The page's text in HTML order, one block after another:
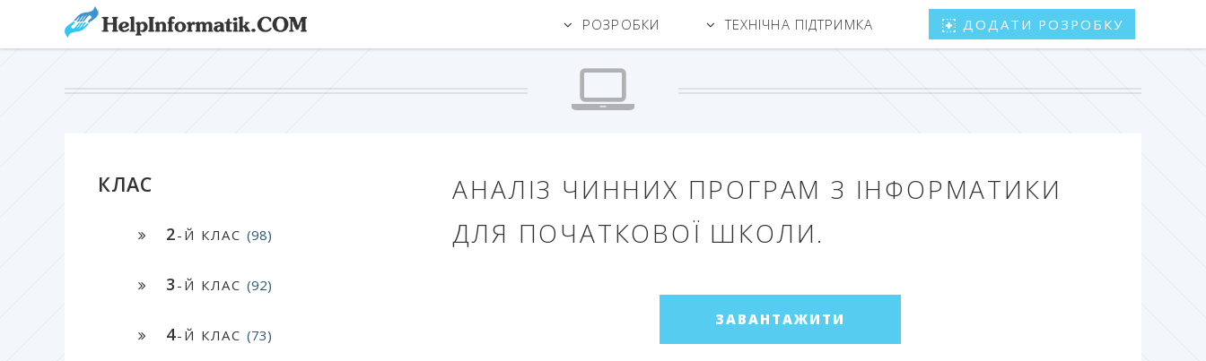
РОЗРОБКИ ТЕХНІЧНА ПІДТРИМКА ДОДАТИ РОЗРОБКУ
КЛАС
2-Й КЛАС (98)
3 -Й КЛАС (92)
4-Й КЛАС (73)
АНАЛІЗ ЧИННИХ ПРОГРАМ З ІНФОРМАТИКИ
ДЛЯ ПОЧАТКОВОЇ ШКОЛИ.
ЗАВАНТАЖИТИ